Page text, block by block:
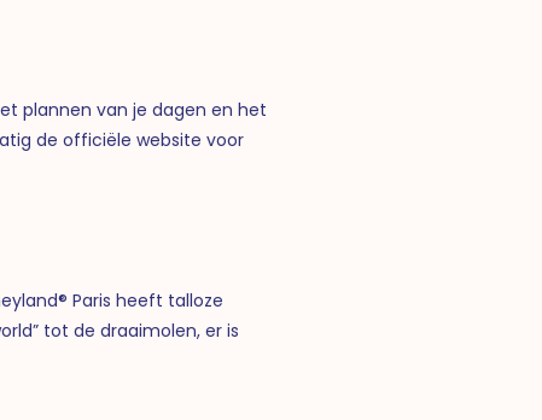
plannen van je dagen en het
de officiële website voor
Paris heeft talloze
tot de draaimolen, er is